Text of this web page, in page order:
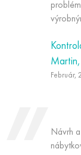
Martin,
Február,
Návrh